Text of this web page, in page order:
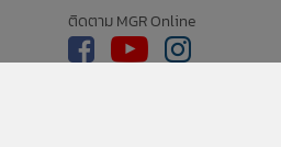
ติดตาม MGR Online